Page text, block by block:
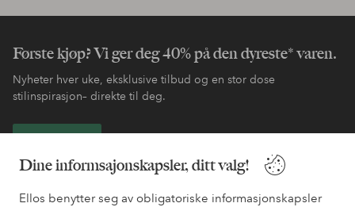
Dine informsajonskapsler, ditt valg!
Ellos benytter seg av obligatoriske informasjonskapsler
Første kjøp? Vi ger deg 40% på den dyreste* varen.
Nyheter hver uke, eksklusive tilbud og en stor dose
stilinspirasjon– direkte til deg.